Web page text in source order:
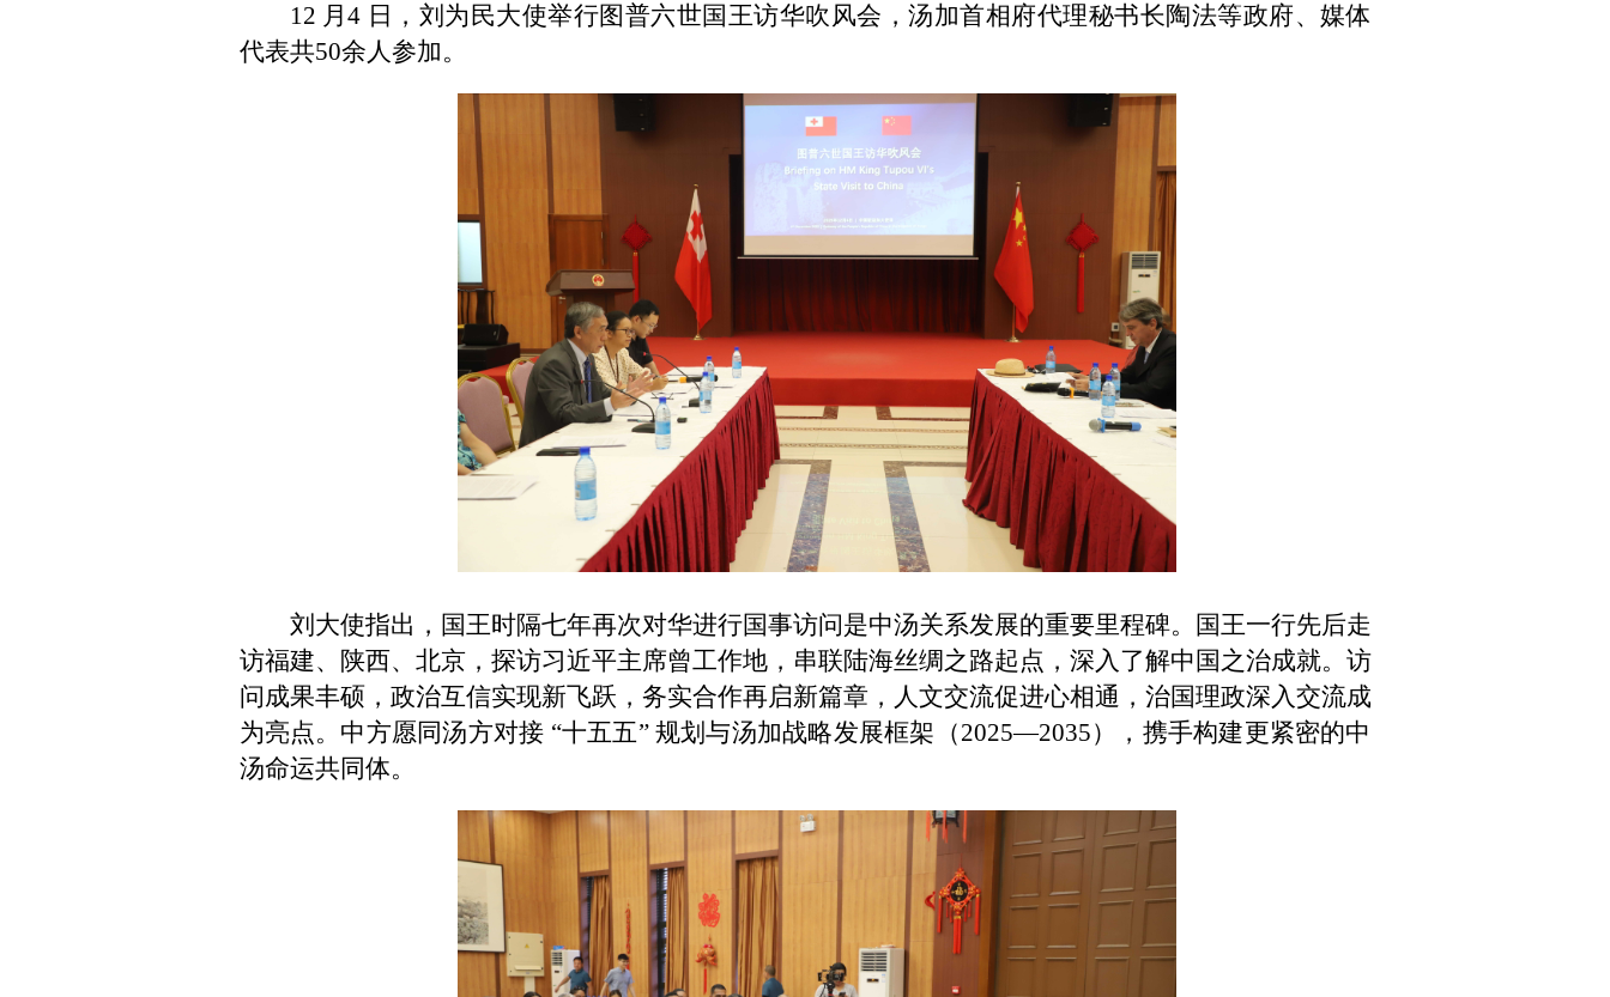
12 月4 日，刘为民大使举行图普六世国王访华吹风会，汤加首相府代理秘书长陶法等政府、媒体
代表共50余人参加。
刘大使指出，国王时隔七年再次对华进行国事访问是中汤关系发展的重要里程碑。国王一行先后走
访福建、陕西、北京，探访习近平主席曾工作地，串联陆海丝绸之路起点，深入了解中国之治成就。访
问成果丰硕，政治互信实现新飞跃，务实合作再启新篇章，人文交流促进心相通，治国理政深入交流成
为亮点。中方愿同汤方对接 “十五五” 规划与汤加战略发展框架（2025—2035），携手构建更紧密的中
汤命运共同体。